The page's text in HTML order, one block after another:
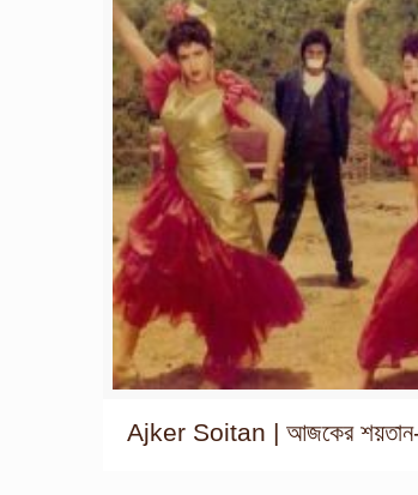
Ajker Soitan | আজকের